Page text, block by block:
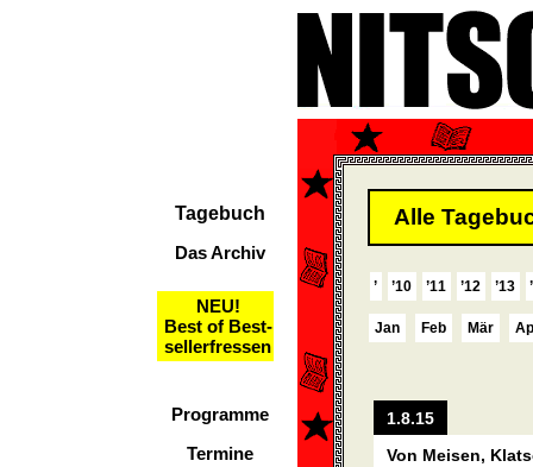
Tagebuch
Das Archiv
NEU!
Best of Best-
sellerfressen
Programme
Termine
Alle
’ ’10 ’11 ’12 ’13
Jan Feb Mär
1.8.15
Von Meisen,